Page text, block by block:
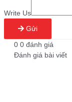
Write Us
Gửi
0 0 đánh giá
Đánh giá bài viết